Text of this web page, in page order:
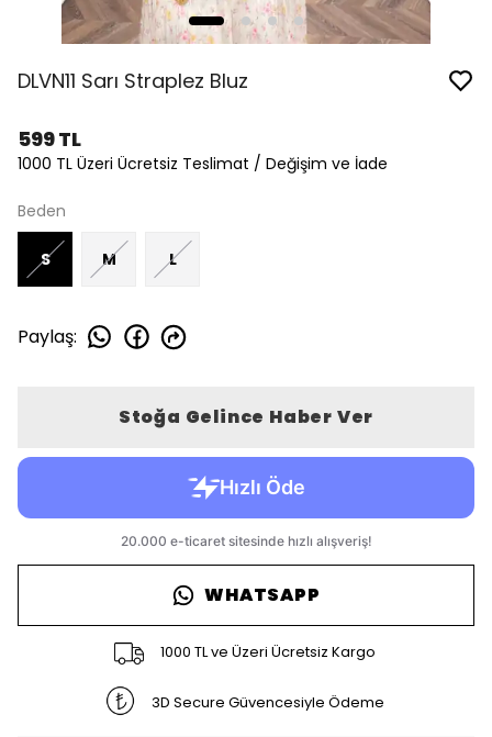
DLVN11 Sarı Straplez Bluz
599 TL
1000 TL Üzeri Ücretsiz Teslimat / Değişim ve İade
Beden
S M L
Paylaş:
Stoğa Gelince Haber Ver
WHATSAPP
1000 TL ve Üzeri Ücretsiz Kargo
3D Secure Güvencesiyle Ödeme